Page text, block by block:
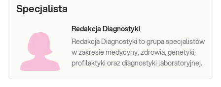
Specjalista
Redakcja Diagnostyki
Redakcja Diagnostyki to grupa specjalistów
w zakresie medycyny, zdrowia, genetyki,
profilaktyki oraz diagnostyki laboratoryjnej.